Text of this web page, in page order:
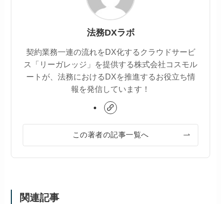
法務DXラボ
契約業務一連の流れをDX化するクラウドサービ
ス「リーガレッジ」を提供する株式会社コスモル
ートが、法務におけるDXを推進するお役立ち情
報を発信しています！
この著者の記事一覧へ
関連記事